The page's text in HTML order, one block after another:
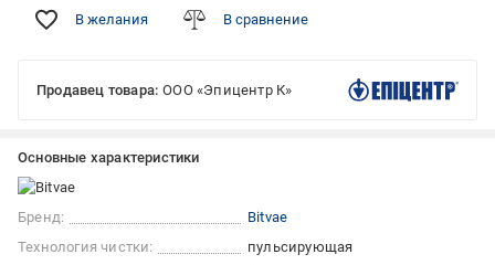
В желания В сравнение
Продавец товара: ООО «Эпицентр К»
Основные характеристики
Бренд:
Bitvae
Технология чистки:
пульсирующая